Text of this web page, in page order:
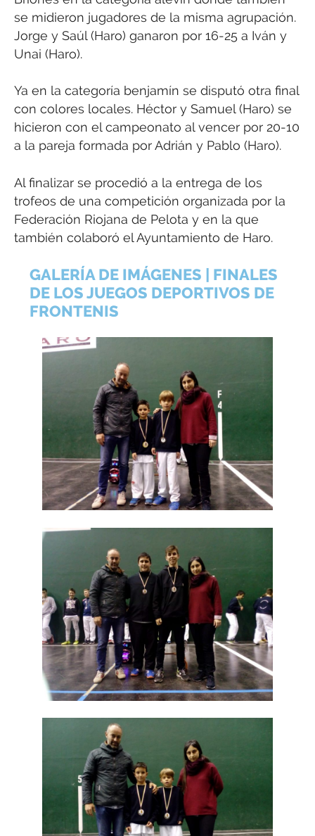
se midieron jugadores de la misma agrupación.
Jorge y Saúl (Haro) ganaron por 16-25 a Iván y
Unai (Haro).
Ya en la categoría benjamín se disputó otra final
con colores locales. Héctor y Samuel (Haro) se
hicieron con el campeonato al vencer por 20-10
a la pareja formada por Adrián y Pablo (Haro).
Al finalizar se procedió a la entrega de los
trofeos de una competición organizada por la
Federación Riojana de Pelota y en la que
también colaboró el Ayuntamiento de Haro.
GALERÍA DE IMÁGENES | FINALES
DE LOS JUEGOS DEPORTIVOS DE
FRONTENIS